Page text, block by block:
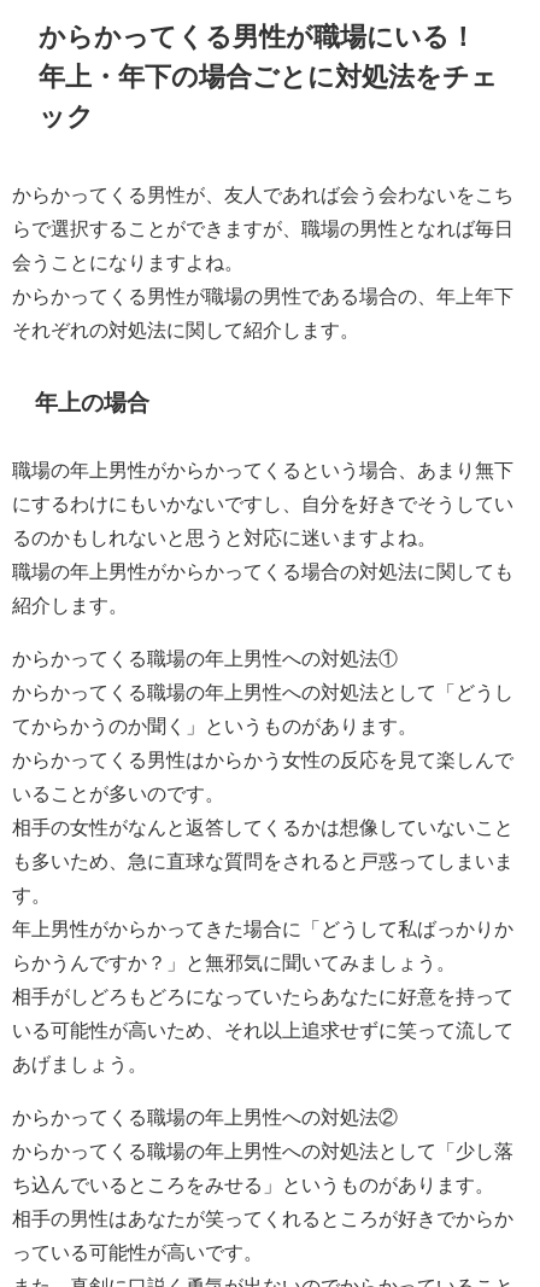
からかってくる男性が職場にいる！
年上・年下の場合ごとに対処法をチェ
ック
からかってくる男性が、友人であれば会う会わないをこち
らで選択することができますが、職場の男性となれば毎日
会うことになりますよね。
からかってくる男性が職場の男性である場合の、年上年下
それぞれの対処法に関して紹介します。
年上の場合
職場の年上男性がからかってくるという場合、あまり無下
にするわけにもいかないですし、自分を好きでそうしてい
るのかもしれないと思うと対応に迷いますよね。
職場の年上男性がからかってくる場合の対処法に関しても
紹介します。
からかってくる職場の年上男性への対処法①
からかってくる職場の年上男性への対処法として「どうし
てからかうのか聞く」というものがあります。
からかってくる男性はからかう女性の反応を見て楽しんで
いることが多いのです。
相手の女性がなんと返答してくるかは想像していないこと
も多いため、急に直球な質問をされると戸惑ってしまいま
す。
年上男性がからかってきた場合に「どうして私ばっかりか
らかうんですか？」と無邪気に聞いてみましょう。
相手がしどろもどろになっていたらあなたに好意を持って
いる可能性が高いため、それ以上追求せずに笑って流して
あげましょう。
からかってくる職場の年上男性への対処法②
からかってくる職場の年上男性への対処法として「少し落
ち込んでいるところをみせる」というものがあります。
相手の男性はあなたが笑ってくれるところが好きでからか
っている可能性が高いです。